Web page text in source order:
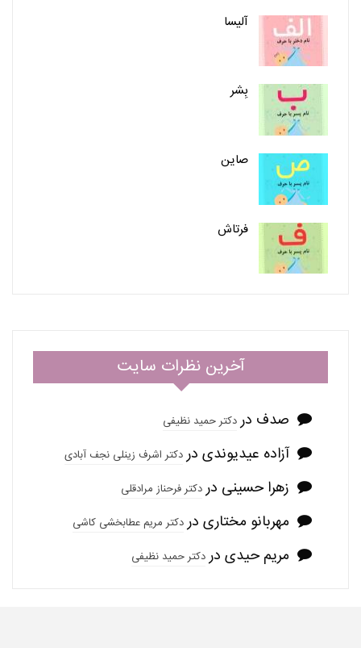
آلیسا
بِشر
صاین
فرتاش
آخرین نظرات سایت
صدف دردکتر حمید نظیفی
آزاده عیدیوندی دردکتر اشرف زینلی نجف آبادی
زهرا حسینی دردکتر فرحناز مرادقلی
مهربانو مختاری دردکتر مریم عطابخشی کاشی
مریم حیدی دردکتر حمید نظیفی